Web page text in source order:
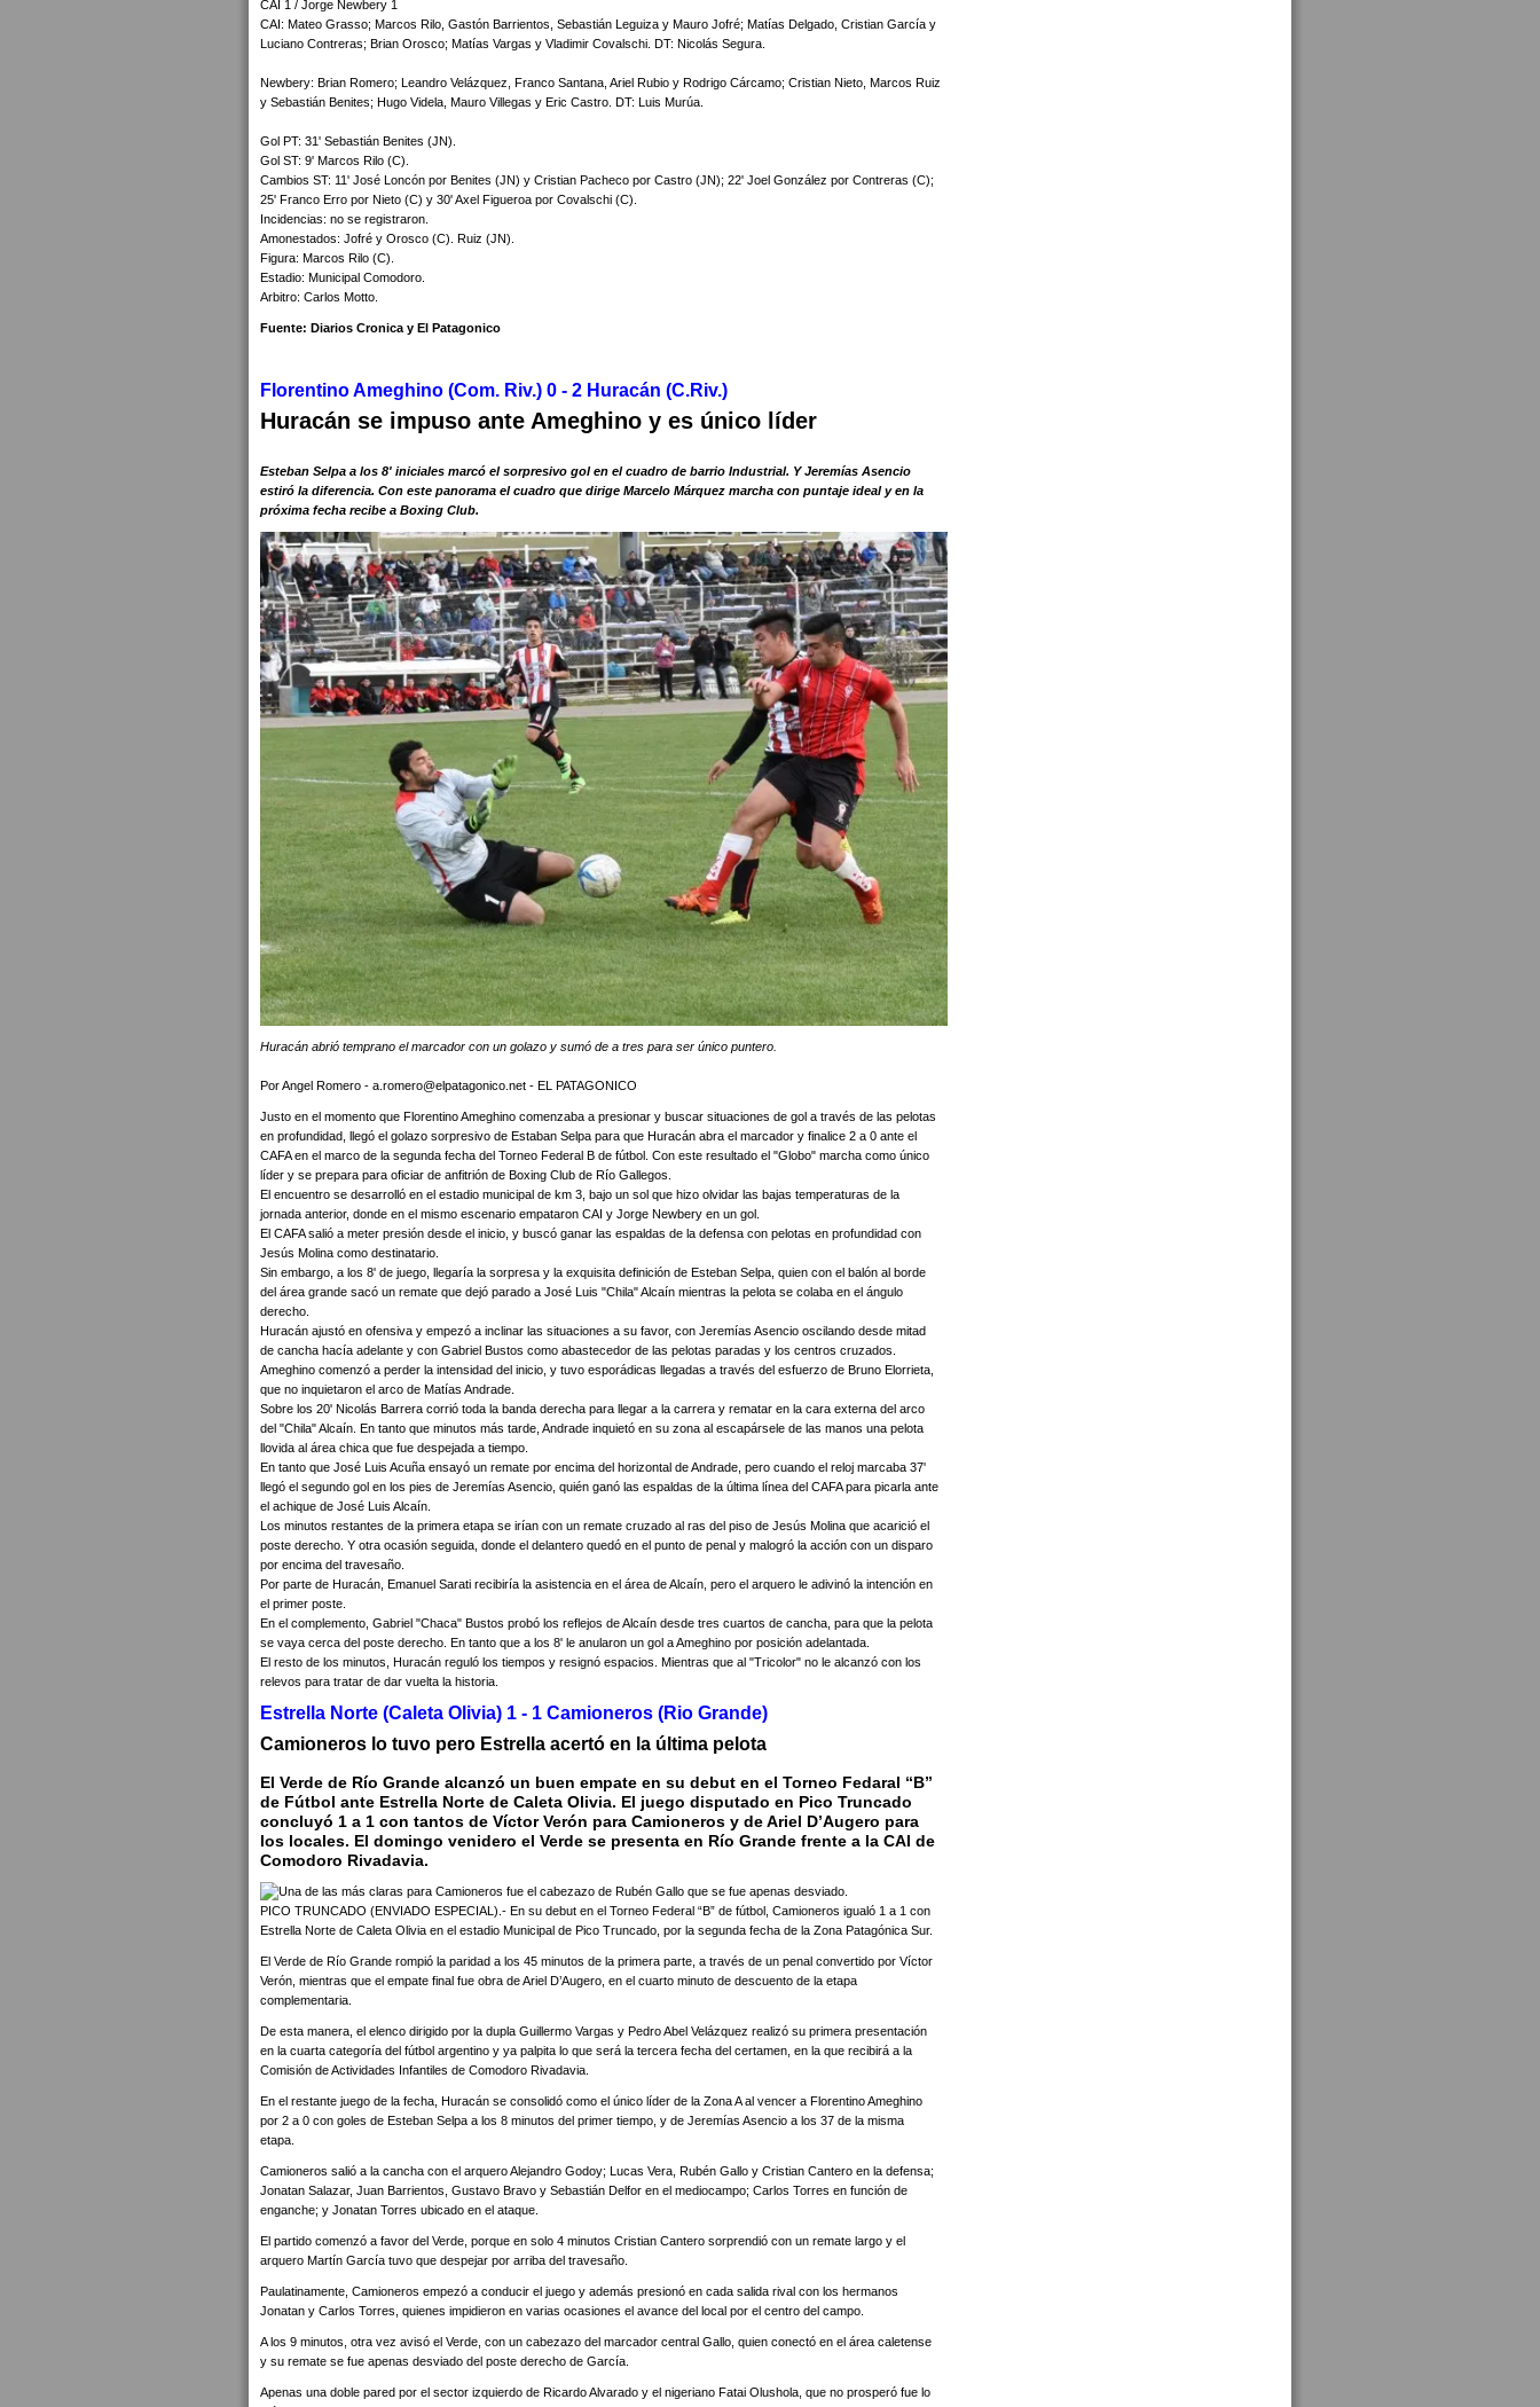
CAI 1 / Jorge Newbery 1
CAI: Mateo Grasso; Marcos Rilo, Gastón Barrientos, Sebastián Leguiza y Mauro Jofré; Matías Delgado, Cristian García y
Luciano Contreras; Brian Orosco; Matías Vargas y Vladimir Covalschi. DT: Nicolás Segura.
Newbery: Brian Romero; Leandro Velázquez, Franco Santana, Ariel Rubio y Rodrigo Cárcamo; Cristian Nieto, Marcos Ruiz
y Sebastián Benites; Hugo Videla, Mauro Villegas y Eric Castro. DT: Luis Murúa.
Gol PT: 31' Sebastián Benites (JN).
Gol ST: 9' Marcos Rilo (C).
Cambios ST: 11' José Loncón por Benites (JN) y Cristian Pacheco por Castro (JN); 22' Joel González por Contreras (C);
25' Franco Erro por Nieto (C) y 30' Axel Figueroa por Covalschi (C).
Incidencias: no se registraron.
Amonestados: Jofré y Orosco (C). Ruiz (JN).
Figura: Marcos Rilo (C).
Estadio: Municipal Comodoro.
Arbitro: Carlos Motto.
Fuente: Diarios Cronica y El Patagonico
Florentino Ameghino (Com. Riv.) 0 - 2 Huracán (C.Riv.)
Huracán se impuso ante Ameghino y es único líder
Esteban Selpa a los 8' iniciales marcó el sorpresivo gol en el cuadro de barrio Industrial. Y Jeremías Asencio
estiró la diferencia. Con este panorama el cuadro que dirige Marcelo Márquez marcha con puntaje ideal y en la
próxima fecha recibe a Boxing Club.
Huracán abrió temprano el marcador con un golazo y sumó de a tres para ser único puntero.
Por Angel Romero - a.romero@elpatagonico.net - EL PATAGONICO
Justo en el momento que Florentino Ameghino comenzaba a presionar y buscar situaciones de gol a través de las pelotas
en profundidad, llegó el golazo sorpresivo de Estaban Selpa para que Huracán abra el marcador y finalice 2 a 0 ante el
CAFA en el marco de la segunda fecha del Torneo Federal B de fútbol. Con este resultado el "Globo" marcha como único
líder y se prepara para oficiar de anfitrión de Boxing Club de Río Gallegos.
El encuentro se desarrolló en el estadio municipal de km 3, bajo un sol que hizo olvidar las bajas temperaturas de la
jornada anterior, donde en el mismo escenario empataron CAI y Jorge Newbery en un gol.
El CAFA salió a meter presión desde el inicio, y buscó ganar las espaldas de la defensa con pelotas en profundidad con
Jesús Molina como destinatario.
Sin embargo, a los 8' de juego, llegaría la sorpresa y la exquisita definición de Esteban Selpa, quien con el balón al borde
del área grande sacó un remate que dejó parado a José Luis "Chila" Alcaín mientras la pelota se colaba en el ángulo
derecho.
Huracán ajustó en ofensiva y empezó a inclinar las situaciones a su favor, con Jeremías Asencio oscilando desde mitad
de cancha hacía adelante y con Gabriel Bustos como abastecedor de las pelotas paradas y los centros cruzados.
Ameghino comenzó a perder la intensidad del inicio, y tuvo esporádicas llegadas a través del esfuerzo de Bruno Elorrieta,
que no inquietaron el arco de Matías Andrade.
Sobre los 20' Nicolás Barrera corrió toda la banda derecha para llegar a la carrera y rematar en la cara externa del arco
del "Chila" Alcaín. En tanto que minutos más tarde, Andrade inquietó en su zona al escapársele de las manos una pelota
llovida al área chica que fue despejada a tiempo.
En tanto que José Luis Acuña ensayó un remate por encima del horizontal de Andrade, pero cuando el reloj marcaba 37'
llegó el segundo gol en los pies de Jeremías Asencio, quién ganó las espaldas de la última línea del CAFA para picarla ante
el achique de José Luis Alcaín.
Los minutos restantes de la primera etapa se irían con un remate cruzado al ras del piso de Jesús Molina que acarició el
poste derecho. Y otra ocasión seguida, donde el delantero quedó en el punto de penal y malogró la acción con un disparo
por encima del travesaño.
Por parte de Huracán, Emanuel Sarati recibiría la asistencia en el área de Alcaín, pero el arquero le adivinó la intención en
el primer poste.
En el complemento, Gabriel "Chaca" Bustos probó los reflejos de Alcaín desde tres cuartos de cancha, para que la pelota
se vaya cerca del poste derecho. En tanto que a los 8' le anularon un gol a Ameghino por posición adelantada.
El resto de los minutos, Huracán reguló los tiempos y resignó espacios. Mientras que al "Tricolor" no le alcanzó con los
relevos para tratar de dar vuelta la historia.
Estrella Norte (Caleta Olivia) 1 - 1 Camioneros (Rio Grande)
Camioneros lo tuvo pero Estrella acertó en la última pelota
El Verde de Río Grande alcanzó un buen empate en su debut en el Torneo Fedaral “B”
de Fútbol ante Estrella Norte de Caleta Olivia. El juego disputado en Pico Truncado
concluyó 1 a 1 con tantos de Víctor Verón para Camioneros y de Ariel D’Augero para
los locales. El domingo venidero el Verde se presenta en Río Grande frente a la CAI de
Comodoro Rivadavia.
PICO TRUNCADO (ENVIADO ESPECIAL).- En su debut en el Torneo Federal “B” de fútbol, Camioneros igualó 1 a 1 con
Estrella Norte de Caleta Olivia en el estadio Municipal de Pico Truncado, por la segunda fecha de la Zona Patagónica Sur.
El Verde de Río Grande rompió la paridad a los 45 minutos de la primera parte, a través de un penal convertido por Víctor
Verón, mientras que el empate final fue obra de Ariel D’Augero, en el cuarto minuto de descuento de la etapa
complementaria.
De esta manera, el elenco dirigido por la dupla Guillermo Vargas y Pedro Abel Velázquez realizó su primera presentación
en la cuarta categoría del fútbol argentino y ya palpita lo que será la tercera fecha del certamen, en la que recibirá a la
Comisión de Actividades Infantiles de Comodoro Rivadavia.
En el restante juego de la fecha, Huracán se consolidó como el único líder de la Zona A al vencer a Florentino Ameghino
por 2 a 0 con goles de Esteban Selpa a los 8 minutos del primer tiempo, y de Jeremías Asencio a los 37 de la misma
etapa.
Camioneros salió a la cancha con el arquero Alejandro Godoy; Lucas Vera, Rubén Gallo y Cristian Cantero en la defensa;
Jonatan Salazar, Juan Barrientos, Gustavo Bravo y Sebastián Delfor en el mediocampo; Carlos Torres en función de
enganche; y Jonatan Torres ubicado en el ataque.
El partido comenzó a favor del Verde, porque en solo 4 minutos Cristian Cantero sorprendió con un remate largo y el
arquero Martín García tuvo que despejar por arriba del travesaño.
Paulatinamente, Camioneros empezó a conducir el juego y además presionó en cada salida rival con los hermanos
Jonatan y Carlos Torres, quienes impidieron en varias ocasiones el avance del local por el centro del campo.
A los 9 minutos, otra vez avisó el Verde, con un cabezazo del marcador central Gallo, quien conectó en el área caletense
y su remate se fue apenas desviado del poste derecho de García.
Apenas una doble pared por el sector izquierdo de Ricardo Alvarado y el nigeriano Fatai Olushola, que no prosperó fue lo